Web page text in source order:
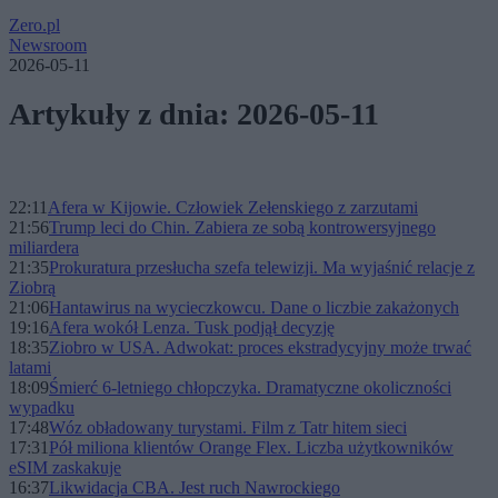
Zero.pl
Newsroom
2026-05-11
Artykuły z dnia: 2026-05-11
22:11 Afera w Kijowie. Człowiek Zełenskiego z zarzutami
21:56Trump leci do Chin. Zabiera ze sobą kontrowersyjnego
miliardera
21:35Prokuratura przesłucha szefa telewizji. Ma wyjaśnić relacje z
Ziobrą
21:06Hantawirus na wycieczkowcu. Dane o liczbie zakażonych
19:16Afera wokół Lenza. Tusk podjął decyzję
18:35Ziobro w USA. Adwokat: proces ekstradycyjny może trwać
latami
18:09Śmierć 6-letniego chłopczyka. Dramatyczne okoliczności
wypadku
17:48Wóz obładowany turystami. Film z Tatr hitem sieci
17:31 Pół miliona klientów Orange Flex. Liczba użytkowników
eSIM zaskakuje
16:37Likwidacja CBA. Jest ruch Nawrockiego